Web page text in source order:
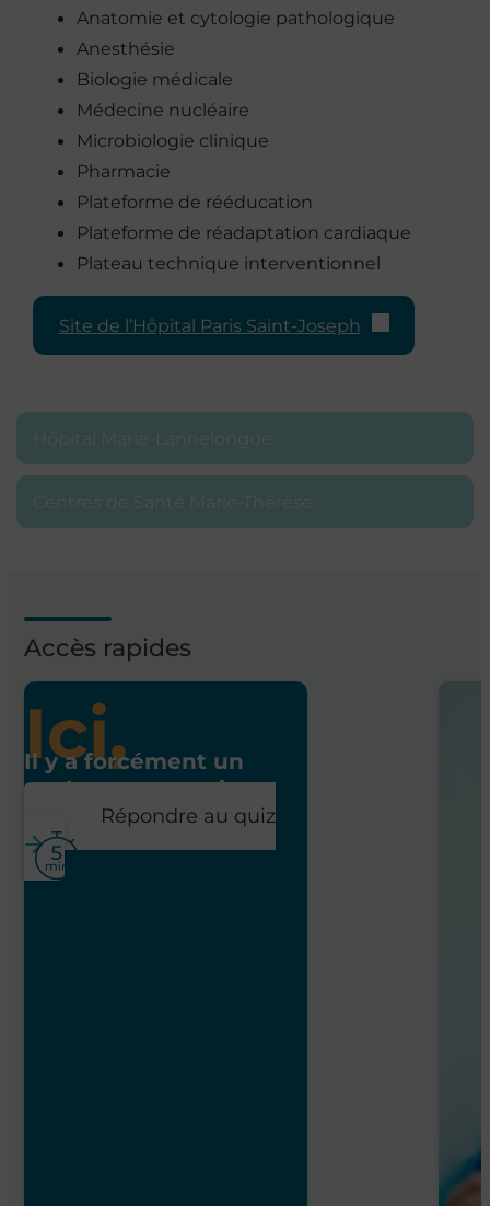
Anatomie et cytologie pathologique
Anesthésie
Biologie médicale
Médecine nucléaire
Microbiologie clinique
Pharmacie
Plateforme de rééducation
Plateforme de réadaptation cardiaque
Plateau technique interventionnel
Site de l’Hôpital Paris Saint-Joseph
Hôpital Marie-Lannelongue
Centres de Santé Marie-Thérèse
Accès rapides
Ici,
Il y a forcément un
poste pour vous !
Répondre au quiz